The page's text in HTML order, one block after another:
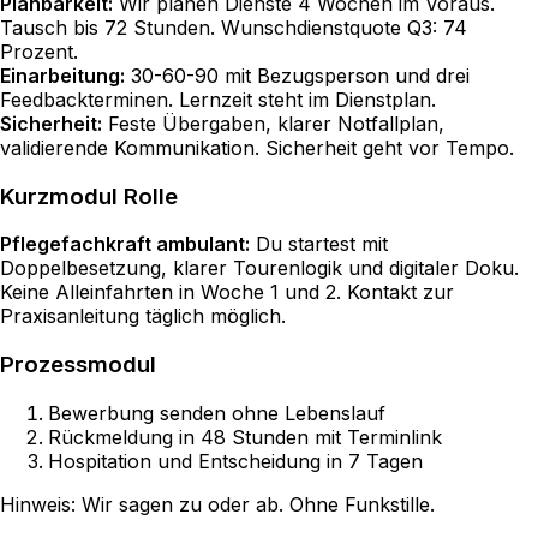
Tausch bis 72 Stunden. Wunschdienstquote Q3: 74
Prozent.
Einarbeitung: 30-60-90 mit Bezugsperson und drei
Feedbackterminen. Lernzeit steht im Dienstplan.
Sicherheit: Feste Übergaben, klarer Notfallplan,
validierende Kommunikation. Sicherheit geht vor Tempo.
Kurzmodul Rolle
Pflegefachkraft ambulant: Du startest mit
Doppelbesetzung, klarer Tourenlogik und digitaler Doku.
Keine Alleinfahrten in Woche 1 und 2. Kontakt zur
Praxisanleitung täglich möglich.
Prozessmodul
Bewerbung senden ohne Lebenslauf
Rückmeldung in 48 Stunden mit Terminlink
Hospitation und Entscheidung in 7 Tagen
Hinweis: Wir sagen zu oder ab. Ohne Funkstille.